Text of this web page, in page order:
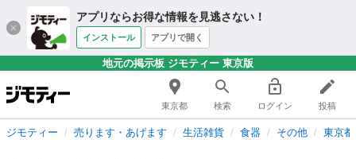
アプリならお得な情報を見逃さない！
インストール アプリで開く
地元の掲示板 ジモティー 東京版
東京都 検索 ログイン 投稿
ジモティー 売ります・あげます 生活雑貨 食器 その他 東京